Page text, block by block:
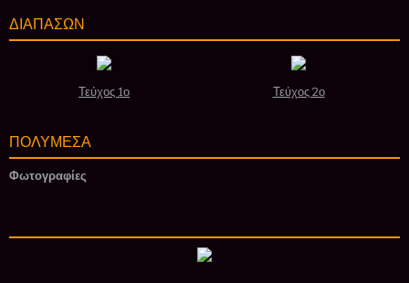
ΔΙΑΠΑΣΩΝ
Τεύχος 1ο Τεύχος 2ο
ΠΟΛΥΜΕΣΑ
Φωτογραφίες